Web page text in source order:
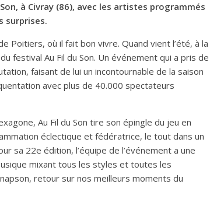
à Civray (86), avec les artistes programmés
surprises.
Poitiers, où il fait bon vivre. Quand vient l’été, à la
festival Au Fil du Son. Un événement qui a pris de
faisant de lui un incontournable de la saison
avec plus de 40.000 spectateurs
Au Fil du Son tire son épingle du jeu en
éclectique et fédératrice, le tout dans un
sa 22e édition, l’équipe de l’événement a une
mixant tous les styles et toutes les
retour sur nos meilleurs moments du